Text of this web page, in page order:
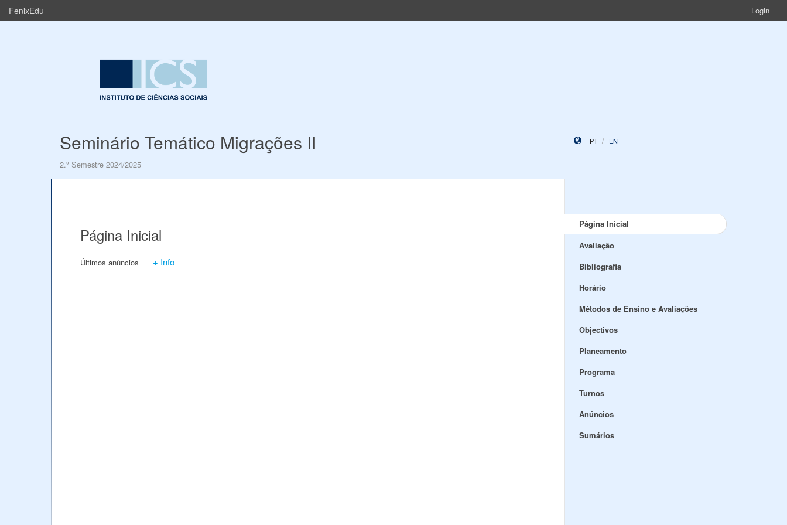
FenixEdu Login
Seminário Temático Migrações II
2.º Semestre 2024/2025
PT EN
Página Inicial
Últimos anúncios + Info
Página Inicial
Avaliação
Bibliografia
Horário
Métodos de Ensino e Avaliações
Objectivos
Planeamento
Programa
Turnos
Anúncios
Sumários